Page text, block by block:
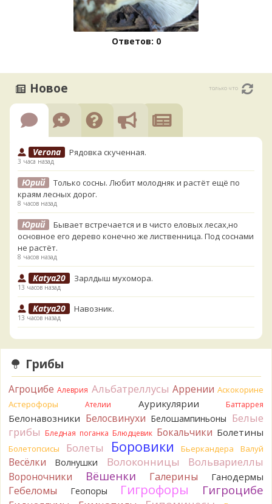
Ответов: 0
Новое только что
Verona Рядовка скученная.
3 часа назад
Юрий
Только сосны. Любит молодняк и растёт ещё по
краям лесных дорог.
8 часов назад
Юрий
Бывает встречается и в чисто еловых лесах,но
основное его дерево конечно же лиственница. Под соснами
не растёт.
8 часов назад
Katya20 Зарлдыш мухомора.
13 часов назад
Katya20 Навозник.
13 часов назад
Verona Скорее всего он.
1 день назад
Verona
1 день назад
Verona
Рядовка мыльная, судя по пластинкам.
Правильно сделали, что не взяли.
1 день назад
BorisM Подгруздок чёрный, или близкие виды
1 день назад
BorisM Сдаётся мне, на земле и в руке - разные грибы.
1 день назад
Грибы
Агроцибе Алеврия Альбатреллусы Аррении Аскокорине
Астерофоры
Ателии Аурикулярии Баттаррея
Белонавозники Белосвинухи Белошампиньоны Белые
грибы Бледная поганка Блюдцевик Бокальчики Болетины
Болетопсисы Болеты Боровики Бьеркандера Валуй
Весёлки Волнушки Волоконницы Вольвариеллы
Вороночники Вёшенки Галерины Ганодермы
Гебеломы Геопоры Гигрофоры Гигроцибе